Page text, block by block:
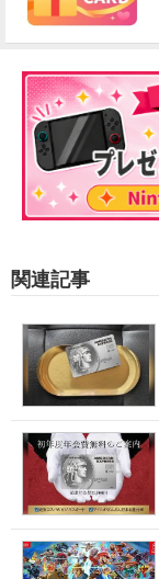
関連記事